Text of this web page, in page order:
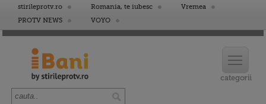
stirileprotv.ro Romania, te iubesc
Vremea
PROTV NEWS
VOYO